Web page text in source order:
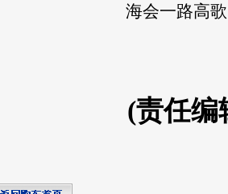
海会一路高
(责任编